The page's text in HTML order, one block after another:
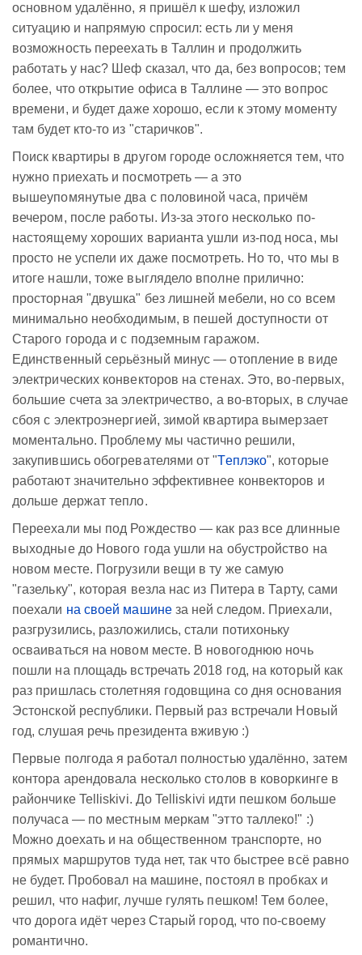
основном удалённо, я пришёл к шефу, изложил
ситуацию и напрямую спросил: есть ли у меня
возможность переехать в Таллин и продолжить
работать у нас? Шеф сказал, что да, без вопросов; тем
более, что открытие офиса в Таллине — это вопрос
времени, и будет даже хорошо, если к этому моменту
там будет кто-то из "старичков".
Поиск квартиры в другом городе осложняется тем, что
нужно приехать и посмотреть — а это
вышеупомянутые два с половиной часа, причём
вечером, после работы. Из-за этого несколько по-
настоящему хороших варианта ушли из-под носа, мы
просто не успели их даже посмотреть. Но то, что мы в
итоге нашли, тоже выглядело вполне прилично:
просторная "двушка" без лишней мебели, но со всем
минимально необходимым, в пешей доступности от
Старого города и с подземным гаражом.
Единственный серьёзный минус — отопление в виде
электрических конвекторов на стенах. Это, во-первых,
большие счета за электричество, а во-вторых, в случае
сбоя с электроэнергией, зимой квартира вымерзает
моментально. Проблему мы частично решили,
закупившись обогревателями от "Теплэко", которые
работают значительно эффективнее конвекторов и
дольше держат тепло.
Переехали мы под Рождество — как раз все длинные
выходные до Нового года ушли на обустройство на
новом месте. Погрузили вещи в ту же самую
"газельку", которая везла нас из Питера в Тарту, сами
поехали на своей машинеза ней следом. Приехали,
разгрузились, разложились, стали потихоньку
осваиваться на новом месте. В новогоднюю ночь
пошли на площадь встречать 2018 год, на который как
раз пришлась столетняя годовщина со дня основания
Эстонской республики. Первый раз встречали Новый
год, слушая речь президента вживую :)
Первые полгода я работал полностью удалённо, затем
контора арендовала несколько столов в коворкинге в
райончике Telliskivi. До Telliskivi идти пешком больше
получаса — по местным меркам "этто таллеко!" :)
Можно доехать и на общественном транспорте, но
прямых маршрутов туда нет, так что быстрее всё равно
не будет. Пробовал на машине, постоял в пробках и
решил, что нафиг, лучше гулять пешком! Тем более,
что дорога идёт через Старый город, что по-своему
романтично.